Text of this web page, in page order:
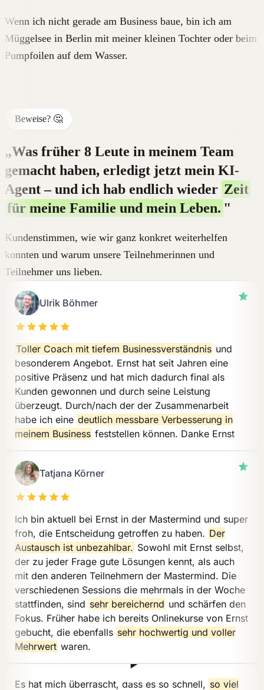
Wenn ich nicht gerade am Business baue, bin ich am
Müggelsee in Berlin mit meiner kleinen Tochter oder beim
Pumpfoilen auf dem Wasser.
Beweise? 🤔
„Was früher 8 Leute in meinem Team
gemacht haben, erledigt jetzt mein KI-
Agent – und ich hab endlich wieder Zeit
für meine Familie und mein Leben. "
Kundenstimmen, wie wir ganz konkret weiterhelfen
konnten und warum unsere Teilnehmerinnen und
Teilnehmer uns lieben.